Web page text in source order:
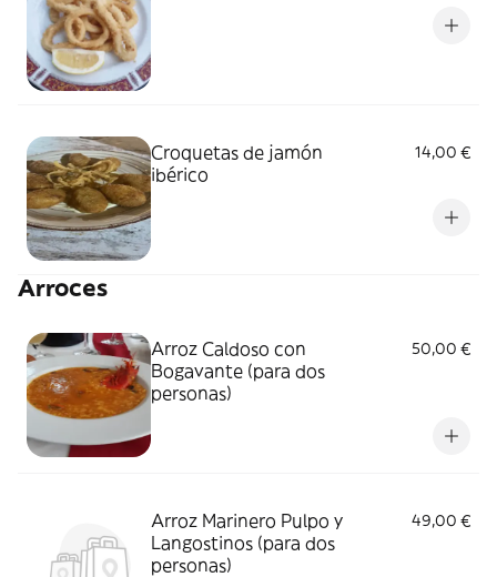
Croquetas de jamón
ibérico
14,00 €
Arroces
Arroz Caldoso con
Bogavante (para dos
personas)
50,00 €
Arroz Marinero Pulpo y
Langostinos (para dos
personas)
49,00 €